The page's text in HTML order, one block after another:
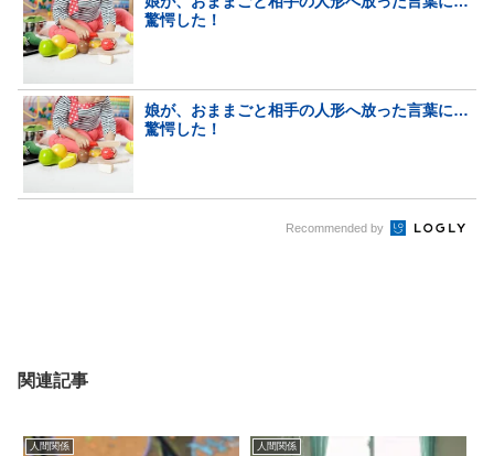
驚愕した！
娘が、おままごと相手の人形へ放った言葉に…
驚愕した！
Recommended by
関連記事
人間関係 人間関係